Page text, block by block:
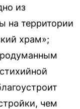
из
на территории
храм»;
чем